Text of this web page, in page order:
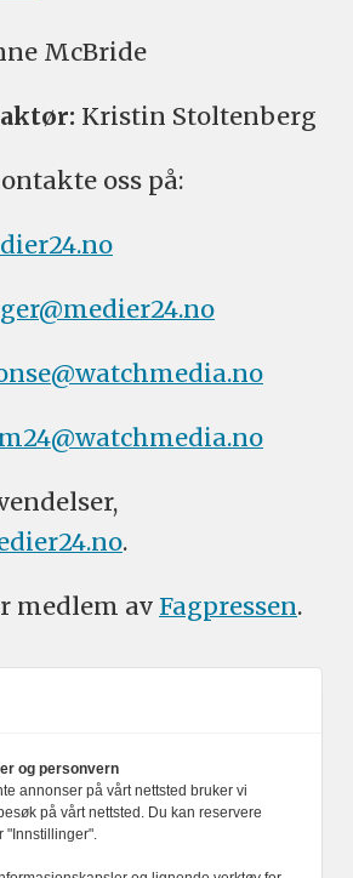
McBride
Kristin Stoltenberg
oss på:
.
medlem av Fagpressen.
etter Vær Varsom-
for god presseskikk.
som ChatGPT,
i journalistikken vår.
og personvern
annonser på vårt nettsted bruker vi
på vårt nettsted. Du kan reservere
"Innstillinger".